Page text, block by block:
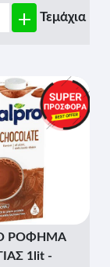
+ Τεμάχια
ΡΟΦΗΜΑ
1lit -